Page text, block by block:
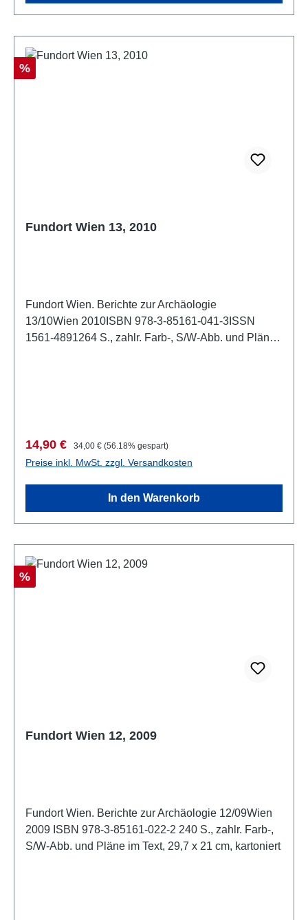
Rabatt
%
Fundort Wien 13, 2010
Fundort Wien. Berichte zur Archäologie
13/10Wien 2010ISBN 978-3-85161-041-3ISSN
1561-4891264 S., zahlr. Farb-, S/W-Abb. und Pläne
Verkaufspreis:
14,90 € Regulärer Preis:
34,00 € (56.18% gespart)
Preise inkl. MwSt. zzgl. Versandkosten
In den Warenkorb
Rabatt
%
Fundort Wien 12, 2009
Fundort Wien. Berichte zur Archäologie 12/09Wien
2009 ISBN 978-3-85161-022-2 240 S., zahlr. Farb-,
S/W-Abb. und Pläne im Text, 29,7 x 21 cm, kartoniert